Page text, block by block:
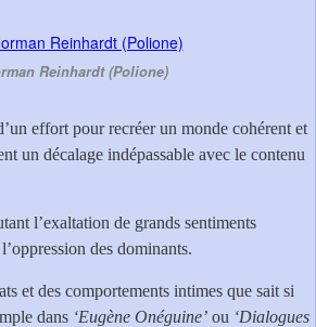
Reinhardt (Polione)
effort pour recréer un monde cohérent et
un décalage indépassable avec le contenu
l’exaltation de grands sentiments
des dominants.
et des comportements intimes que sait si
dans ‘Eugène Onéguine’ ou ‘Dialogues